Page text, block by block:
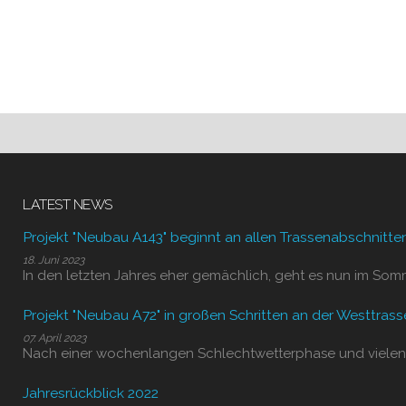
LATEST NEWS
Projekt "Neubau A143" beginnt an allen
18. Juni 2023
In den letzten Jahres eher gemächlich, geht es nun im
Projekt "Neubau A72" in großen Schritten an der
07. April 2023
Nach einer wochenlangen Schlechtwetterphase und
Jahresrückblick 2022